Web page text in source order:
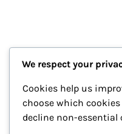
We respect your
Cookies help us
choose which
decline non-essential